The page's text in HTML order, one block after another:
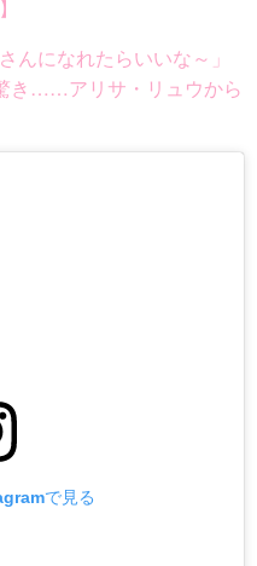
になれたらいいな～」
き……アリサ・リュウから
で見る